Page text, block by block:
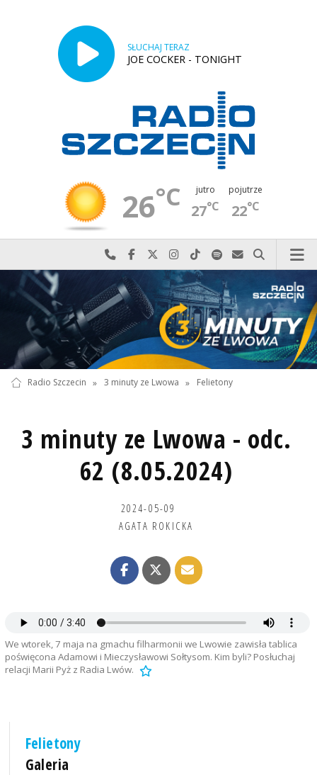
SŁUCHAJ TERAZ
JOE COCKER - TONIGHT
26°C jutro
27°C
pojutrze
22°C
Najlepiej po prostu do nas zadzwoń
Odwiedź nas na Facebook-u
Odwiedź nas na X
Odwiedź nas na Instagram-ie
Odwiedź nas na TikTok-u
Szukaj nas na Spotify
Wyślij do nas
Szukaj
Radio Szczecin » 3 minuty ze Lwowa » Felietony
3 minuty ze Lwowa - odc.
62 (8.05.2024)
2024-05-09
AGATA ROKICKA
We wtorek, 7 maja na gmachu filharmonii we Lwowie zawisła tablica
poświęcona Adamowi i Mieczysławowi Sołtysom. Kim byli? Posłuchaj
relacji Marii Pyż z Radia Lwów.
Felietony
Galeria